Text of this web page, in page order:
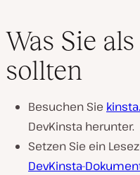
Was Sie
sollten
Besuchen Sie
DevKinsta herunter.
Setzen Sie ein
DevKinsta-